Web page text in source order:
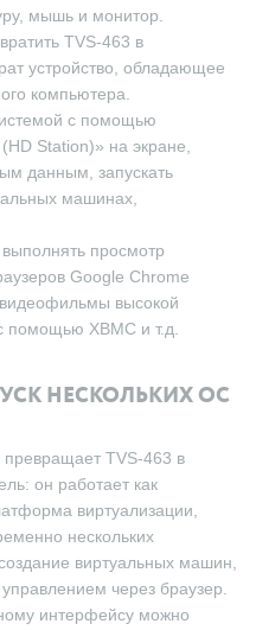
мышь и монитор.
TVS-463 в
устройство, обладающее
компьютера.
с помощью
Station)» на экране,
данным, запускать
машинах,
просмотр
Google Chrome
высокой
помощью XBMC и т.д.
НЕСКОЛЬКИХ ОС
TVS-463 в
он работает как
виртуализации,
нескольких
виртуальных машин,
через браузер.
интерфейсу можно